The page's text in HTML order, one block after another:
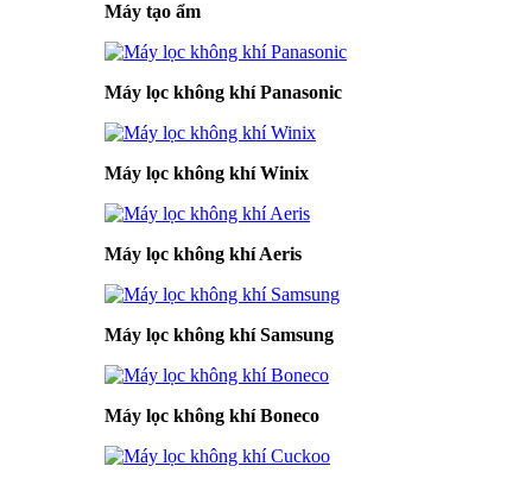
Máy tạo ẩm
Máy lọc không khí Panasonic
Máy lọc không khí Winix
Máy lọc không khí Aeris
Máy lọc không khí Samsung
Máy lọc không khí Boneco